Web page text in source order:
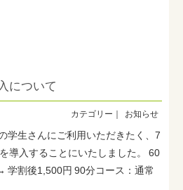
について
お知らせ
学生さんにご利用いただきたく、7
を導入することにいたしました。 60
学割後1,500円 90分コース：通常